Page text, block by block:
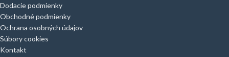
Dodacie podmienky
Obchodné podmienky
Ochrana osobných údajov
Súbory cookies
Kontakt